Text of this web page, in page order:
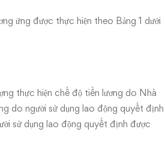
ứng được thực hiện theo Bảng 1 dưới
thực hiện chế độ tiền lương do Nhà
do người sử dụng lao động quyết định
sử dụng lao động quyết định được